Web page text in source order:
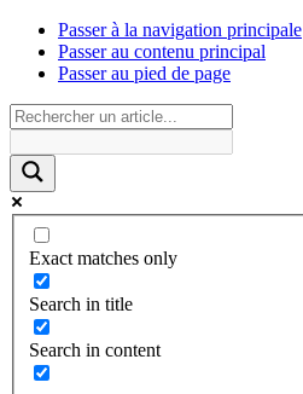
Passer à la navigation principale
Passer au contenu principal
Passer au pied de page
Exact matches only
Search in title
Search in content